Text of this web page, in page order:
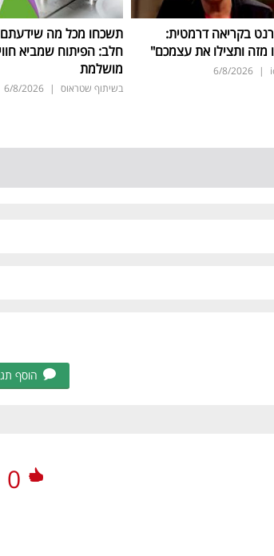
בקריאה דרמטית:
מזה ותצילו את עצמכם"
|
6/8/2026
תשכחו מכל מה שידעתם
חלב: הפיתוח שמביא
מושלמת
בשיתוף שטראוס |
6/8/2026
הוסף
0